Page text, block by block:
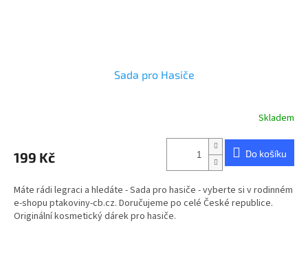
Sada pro Hasiče
Skladem
199 Kč Do košíku
Máte rádi legraci a hledáte - Sada pro hasiče - vyberte si v rodinném
e-shopu ptakoviny-cb.cz. Doručujeme po celé České republice.
Originální kosmetický dárek pro hasiče.